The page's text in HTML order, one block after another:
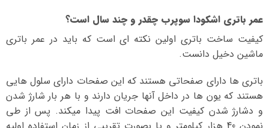
عمر باتری اشکودا سوپرب چقدر و چند سال است؟
کیفیت ساخت باتری اولین نکته ای است که باید در عمر باتری
ماشین دخیل دانست.
باتری ها دارای صفحاتی هستند که این صفحات دارای سلول هایی
هستند که یون ها در داخل آنها جریان دارند و با هر بار شارژ شدن
و دشارژ شدن کیفیت این صفحات افت پیدا میکند. پس از طی